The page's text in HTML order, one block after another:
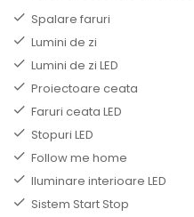
Spalare faruri
Lumini de zi
Lumini de zi LED
Proiectoare ceata
Faruri ceata LED
Stopuri LED
Follow me home
Iluminare interioare LED
Sistem Start Stop